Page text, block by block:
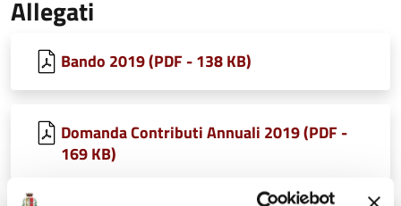
Allegati
Bando 2019 (PDF - 138 KB)
Domanda Contributi Annuali 2019 (PDF -
169 KB)